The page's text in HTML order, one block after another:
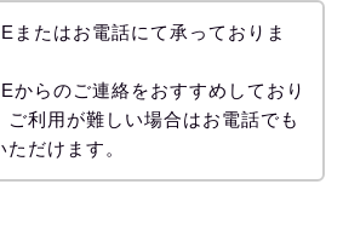
またはお電話にて承っておりま
からのご連絡をおすすめしており
ご利用が難しい場合はお電話でも
ただけます。